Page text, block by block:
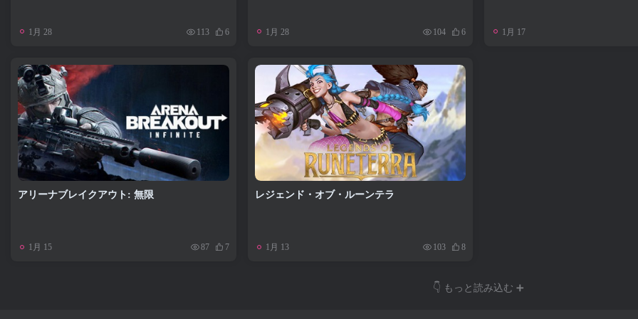
1月 28 113 6 1月 28 104 6 1月 17
アリーナブレイクアウト: 無限
1月 15 87 7
レジェンド・オブ・ルーンテラ
1月 13 103 8
👇 もっと読み込む ➕